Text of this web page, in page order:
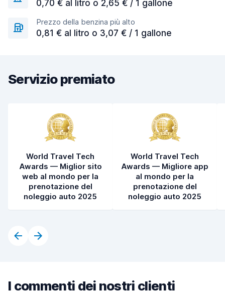
0,70 € al litro o 2,65 € / 1 gallone
Prezzo della benzina più alto
0,81 € al litro o 3,07 € / 1 gallone
Servizio premiato
World Travel Tech
Awards — Miglior sito
web al mondo per la
prenotazione del
noleggio auto 2025
World Travel Tech
Awards — Migliore app
al mondo per la
prenotazione del
noleggio auto 2025
I commenti dei nostri clienti